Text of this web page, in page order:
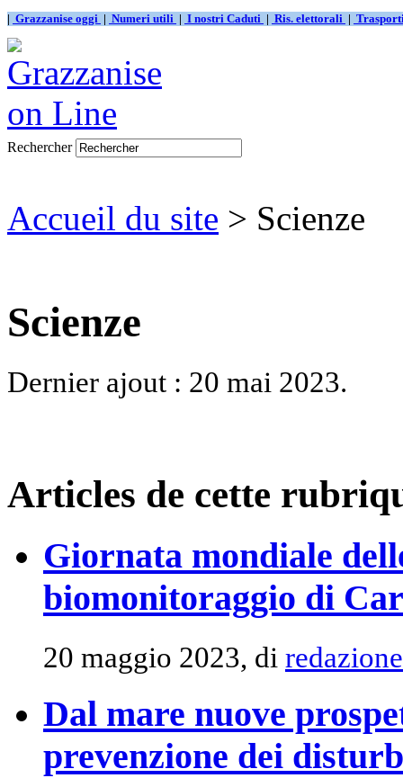
| Grazzanise oggi | Numeri utili | I nostri Caduti | Ris. elettorali |
Rechercher
Accueil du site > Scienze
Scienze
Dernier ajout : 20 mai 2023.
Articles de cette
Giornata mondiale
biomonitoraggio di
20 maggio 2023, di redazione
Dal mare nuove
prevenzione dei